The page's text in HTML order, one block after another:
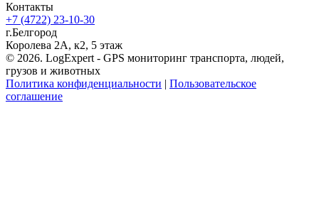
Контакты
+7 (4722) 23-10-30
г.Белгород
Королева 2А, к2, 5 этаж
© 2026. LogExpert - GPS мониторинг транспорта, людей,
грузов и животных
Политика конфиденциальности | Пользовательское
соглашение